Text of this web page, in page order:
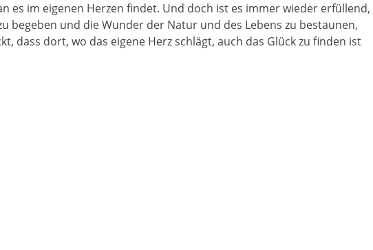
es im eigenen Herzen findet. Und doch ist es immer wieder erfüllend,
begeben und die Wunder der Natur und des Lebens zu bestaunen,
dass dort, wo das eigene Herz schlägt, auch das Glück zu finden ist